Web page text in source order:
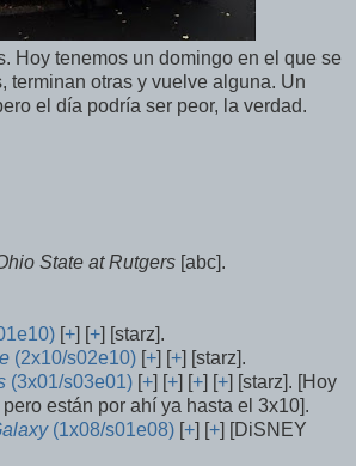
Hoy tenemos un domingo en el que se
terminan otras y vuelve alguna. Un
el día podría ser peor, la verdad.
State at Rutgers [abc].
[+] [+] [starz].
(2x10/s02e10) [+] [+] [starz].
(3x01/s03e01) [+] [+] [+] [+] [starz]. [Hoy
están por ahí ya hasta el 3x10].
(1x08/s01e08) [+] [+] [DiSNEY